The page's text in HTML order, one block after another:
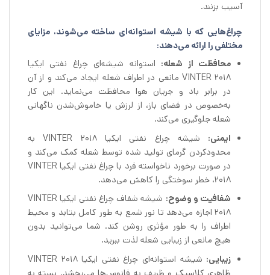
آسیب بزنند.
چراغ‌هایی که با شیشه استوانه‌ای ساخته می‌شوند، مزایای
مختلفی را ارائه می‌دهند:
محافظت از شعله: استوانه شیشه‌ای چراغ نفتی ایکیا
VINTER 2018 مانعی در اطراف شعله ایجاد می‌کند و از آن
در برابر باد و جریان هوا محافظت می‌نماید. این کار
به‌خصوص در فضای باز، از لرزش یا خاموش‌شدن ناگهانی
شعله جلوگیری می‌کند.
ایمنی:
شیشه چراغ نفتی ایکیا VINTER 2018 به
محدودکردن گرمای تولید شده توسط شعله کمک می‌کند و
در صورت برخورد ناخواسته فرد با چراغ نفتی ایکیا VINTER
2018، خطر سوختگی را کاهش می‌دهد.
شفافیت و وضوح:
شیشه شفاف چراغ نفتی ایکیا VINTER
2018 اجازه می‌دهد تا نور شمع به طور کامل بتابد و محیط
اطراف را به طور مؤثری روشن کند. شما می‌توانید بدون
هیچ مانعی از زیبایی شعله لذت ببرید.
زیبایی:
شیشه استوانه‌ای چراغ نفتی ایکیا VINTER 2018